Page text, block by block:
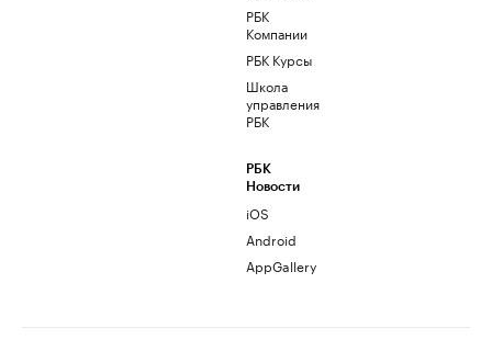
РБК
Компании
РБК Курсы
Школа
управления
РБК
РБК
Новости
iOS
Android
AppGallery